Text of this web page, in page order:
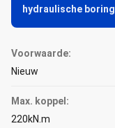
hydraulische boring
Voorwaarde:
Nieuw
Max. koppel:
220kN.m